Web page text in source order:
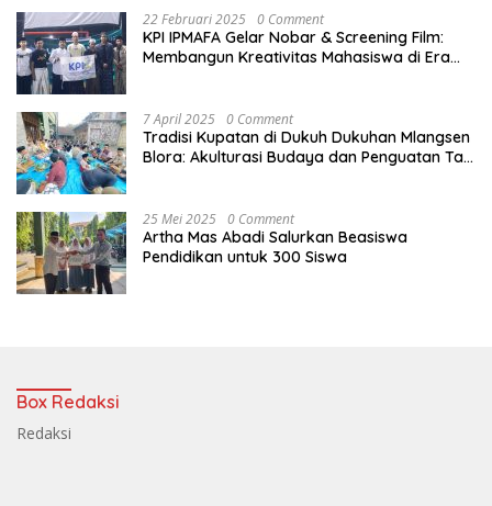
22 Februari 2025 0 Comment
KPI IPMAFA Gelar Nobar & Screening Film:
Membangun Kreativitas Mahasiswa di Era
7 April 2025 0 Comment
Tradisi Kupatan di Dukuh Dukuhan Mlangsen
Blora: Akulturasi Budaya dan Penguatan Tali
25 Mei 2025 0 Comment
Artha Mas Abadi Salurkan Beasiswa
Pendidikan untuk 300 Siswa
Box Redaksi
Redaksi